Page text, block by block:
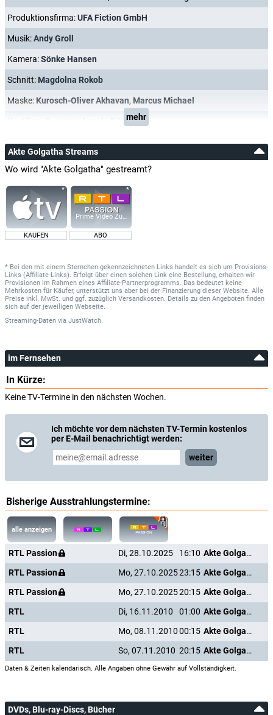
Produktionsfirma:UFA Fiction GmbH
Musik:Andy Groll
Kamera:Sönke Hansen
Schnitt: Magdolna Rokob
Maske: Kurosch-Oliver Akhavan, Marcus Michael
Susanna Angela Bitzermehr
Akte Golgatha Streams
Wo wird "Akte Golgatha" gestreamt?
KAUFEN
Prime Video Zusatz-Kanäle
ABO
* Bei den mit einem Sternchen gekennzeichneten Links handelt es sich um Provisions-
Links (Affiliate-Links). Erfolgt über einen solchen Link eine Bestellung, erhalten wir
Provisionen im Rahmen eines Affiliate-Partnerprogramms. Das bedeutet keine
Mehrkosten für Käufer, unterstützt uns aber bei der Finanzierung dieser Website. Alle
Preise inkl. MwSt. und ggf. zuzüglich Versandkosten. Details zu den Angeboten finden
sich auf der jeweiligen Webseite.
Streaming-Daten via JustWatch.
im Fernsehen
In Kürze:
Keine TV-Termine in den nächsten Wochen.
Ich möchte vor dem nächsten TV-Termin kostenlos
per E-Mail benachrichtigt werden:
weiter
Bisherige Ausstrahlungstermine:
alle anzeigen
RTL Passion Di, 28.10.2025 16:10
Akte Golgatha
RTL Passion
Mo, 27.10.202523:15
Akte Golgatha
RTL Passion
Mo, 27.10.202520:15
Akte Golgatha
RTL
Di, 16.11.2010 01:00
Akte Golgatha
RTL
Mo, 08.11.201000:15
Akte Golgatha
RTL
So, 07.11.2010 20:15 Akte Golgatha
Daten & Zeiten kalendarisch. Alle Angaben ohne Gewähr auf Vollständigkeit.
DVDs, Blu-ray-Discs, Bücher